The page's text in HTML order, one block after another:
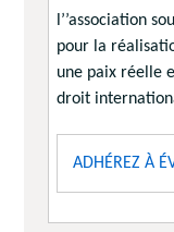
l’’association
pour la
une paix réelle
droit
ADHÉREZ À